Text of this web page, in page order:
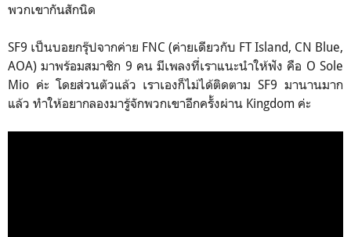
พวกเขากันสักนิด
SF9 เป็นบอยกรุ๊ปจากค่าย FNC (ค่ายเดียวกับ FT Island, CN Blue,
AOA) มาพร้อมสมาชิก 9 คน มีเพลงที่เราแนะนำให้ฟัง คือ O Sole
Mio ค่ะ โดยส่วนตัวแล้ว เราเองก็ไม่ได้ติดตาม SF9 มานานมาก
แล้ว ทำให้อยากลองมารู้จักพวกเขาอีกครั้งผ่าน Kingdom ค่ะ